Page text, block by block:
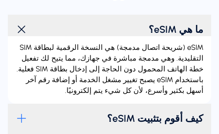
ما هي eSIM؟
‏eSIM (شريحة اتصال مدمجة) هي النسخة الرقمية لبطاقة SIM
التقليدية. وهي مدمجة مباشرة في جهازك، مما يتيح لك تفعيل
خطة الهاتف المحمول دون الحاجة إلى إدخال بطاقة SIM فعلية.
باستخدام eSIM يصبح تغيير مشغل الخدمة أو إضافة رقم آخر
أسهل بكثير وأسرع، لأن كل شيء يتم إلكترونيًا.
كيف أقوم بتثبيت eSIM؟